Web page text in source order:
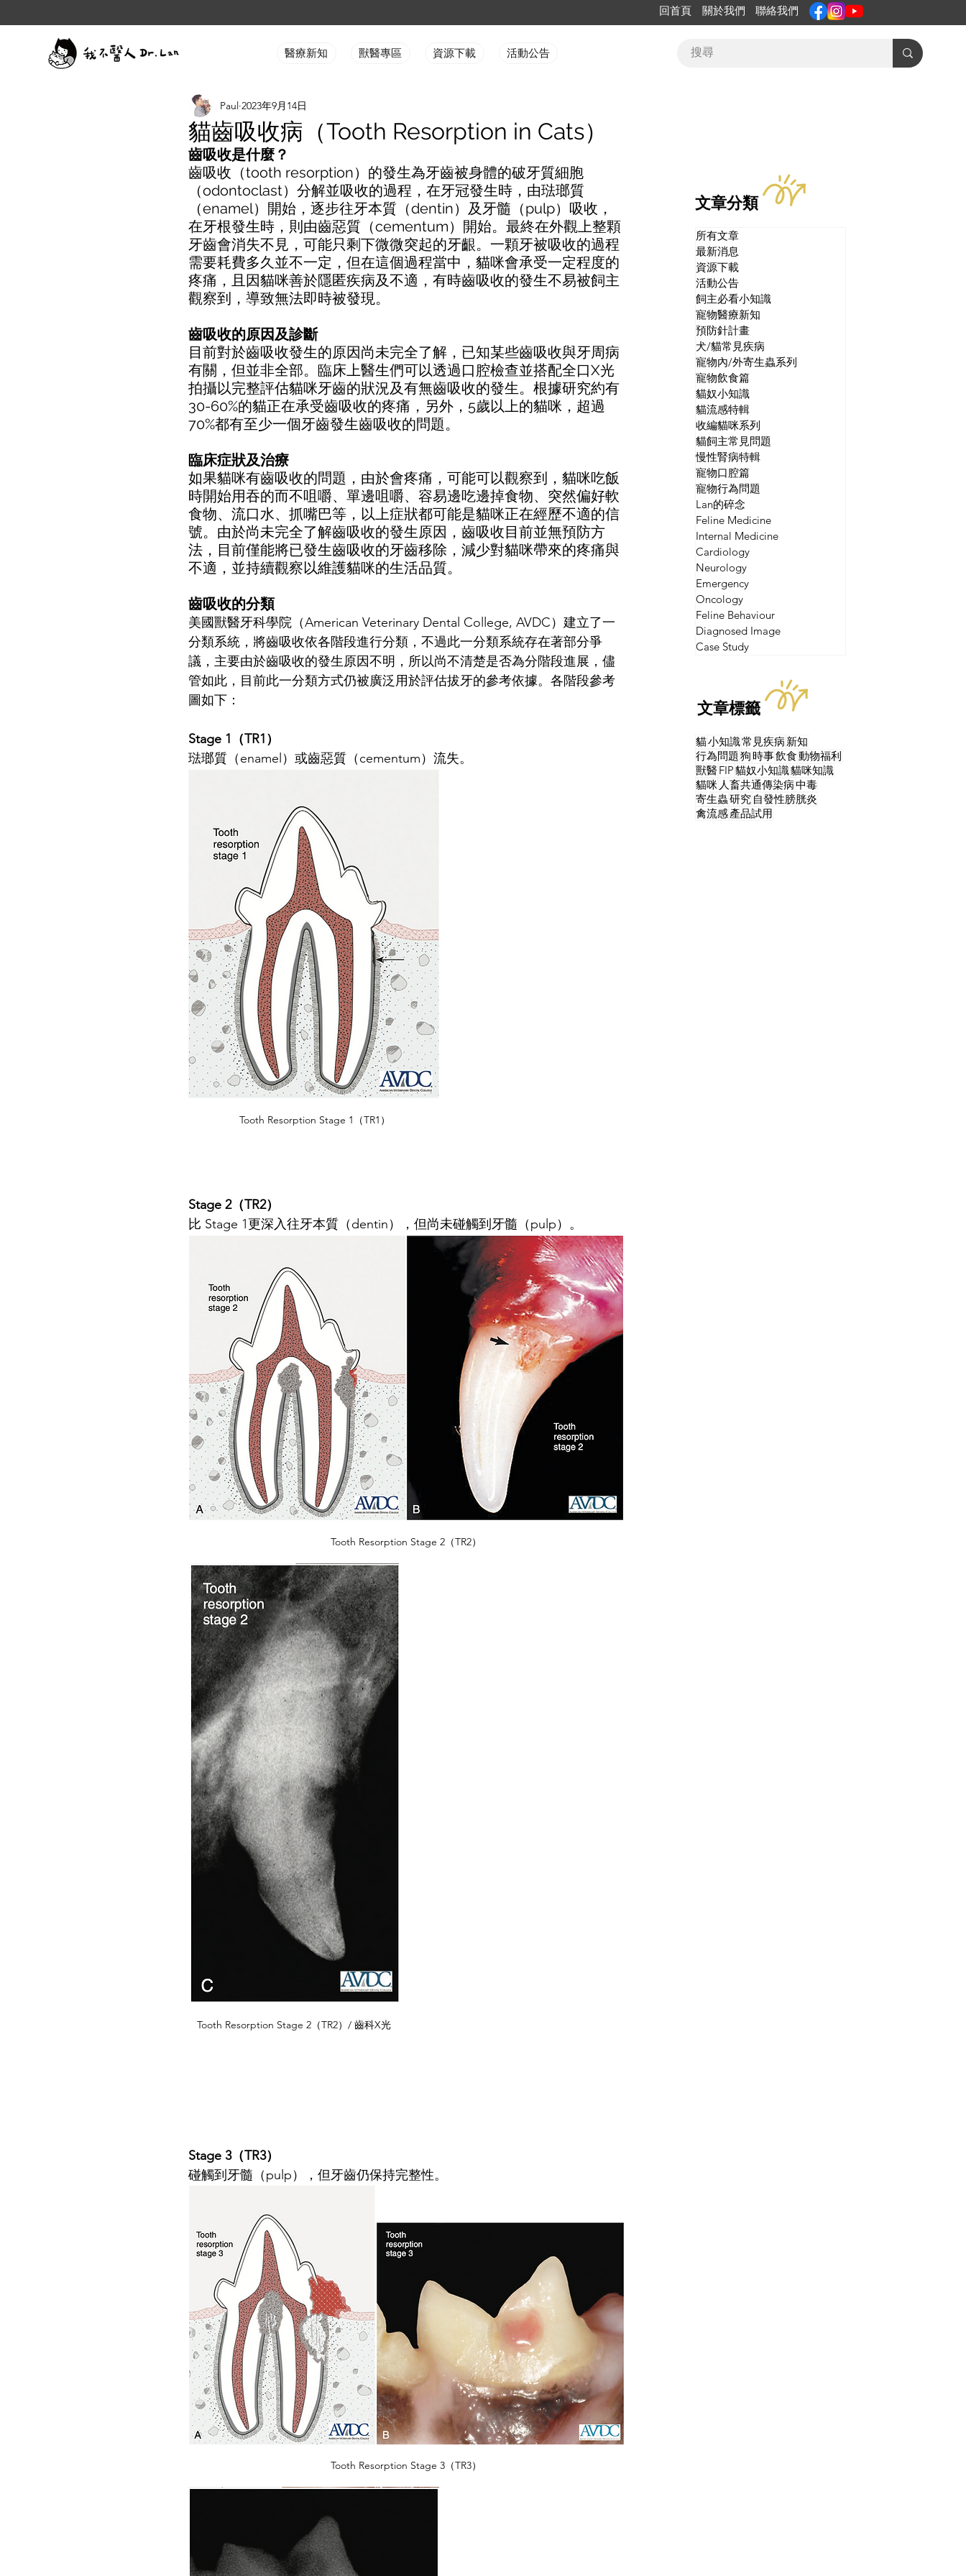
回首頁 關於我們 聯絡我們
醫療新知 獸醫專區 資源下載 活動公告
貓齒吸收病（Tooth Resorption in Cats）
Paul 2023年9月14日
齒吸收是什麼？
齒吸收（tooth resorption）的發生為牙齒被身體的破牙質細胞
（odontoclast）分解並吸收的過程，在牙冠發生時，由琺瑯質
（enamel）開始，逐步往牙本質（dentin）及牙髓（pulp）吸收，
在牙根發生時，則由齒惡質（cementum）開始。最終在外觀上整顆
牙齒會消失不見，可能只剩下微微突起的牙齦。一顆牙被吸收的過程
需要耗費多久並不一定，但在這個過程當中，貓咪會承受一定程度的
疼痛，且因貓咪善於隱匿疾病及不適，有時齒吸收的發生不易被飼主
觀察到，導致無法即時被發現。
齒吸收的原因及診斷
目前對於齒吸收發生的原因尚未完全了解，已知某些齒吸收與牙周病
有關，但並非全部。臨床上醫生們可以透過口腔檢查並搭配全口X光
拍攝以完整評估貓咪牙齒的狀況及有無齒吸收的發生。根據研究約有
30-60%的貓正在承受齒吸收的疼痛，另外，5歲以上的貓咪，超過
70%都有至少一個牙齒發生齒吸收的問題。
臨床症狀及治療
如果貓咪有齒吸收的問題，由於會疼痛，可能可以觀察到，貓咪吃飯
時開始用吞的而不咀嚼、單邊咀嚼、容易邊吃邊掉食物、突然偏好軟
食物、流口水、抓嘴巴等，以上症狀都可能是貓咪正在經歷不適的信
號。由於尚未完全了解齒吸收的發生原因，齒吸收目前並無預防方
法，目前僅能將已發生齒吸收的牙齒移除，減少對貓咪帶來的疼痛與
不適，並持續觀察以維護貓咪的生活品質。
齒吸收的分類
美國獸醫牙科學院（American Veterinary Dental College, AVDC）建立了一
分類系統，將齒吸收依各階段進行分類，不過此一分類系統存在著部分爭
議，主要由於齒吸收的發生原因不明，所以尚不清楚是否為分階段進展，儘
管如此，目前此一分類方式仍被廣泛用於評估拔牙的參考依據。各階段參考
圖如下：
Stage 1（TR1）
琺瑯質（enamel）或齒惡質（cementum）流失。
Tooth Resorption Stage 1（TR1）
Stage 2（TR2）
比 Stage 1更深入往牙本質（dentin），但尚未碰觸到牙髓（pulp）。
Tooth Resorption Stage 2（TR2）
Tooth Resorption Stage 2（TR2）/ 齒科X光
Stage 3（TR3）
碰觸到牙髓（pulp），但牙齒仍保持完整性。
Tooth Resorption Stage 3（TR3）
文章分類
所有文章
最新消息
資源下載
活動公告
飼主必看小知識
寵物醫療新知
預防針計畫
犬/貓常見疾病
寵物內/外寄生蟲系列
寵物飲食篇
貓奴小知識
貓流感特輯
收編貓咪系列
貓飼主常見問題
慢性腎病特輯
寵物口腔篇
寵物行為問題
Lan的碎念
Feline Medicine
Internal Medicine
Cardiology
Neurology
Emergency
Oncology
Feline Behaviour
Diagnosed Image
Case Study
文章標籤
貓小知識常見疾病 新知
行為問題狗時事飲食動物福利
獸醫FIP貓奴小知識貓咪知識
貓咪 人畜共通傳染病中毒
寄生蟲研究 自發性膀胱炎
禽流感產品試用